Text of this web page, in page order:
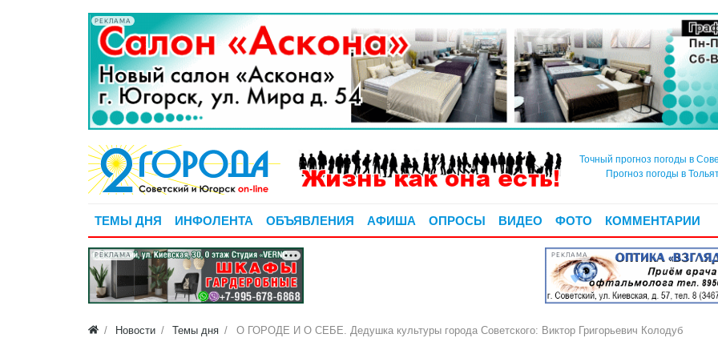
РЕКЛАМА
Точный прогноз погоды в
Прогноз погоды в
ТЕМЫ ДНЯ ИНФОЛЕНТА ОБЪЯВЛЕНИЯ АФИША ОПРОСЫ ВИДЕО ФОТО КОММЕНТАРИИ
РЕКЛАМА РЕКЛАМА
Новости Темы дня О ГОРОДЕ И О СЕБЕ. Дедушка культуры города Советского: Виктор Григорьевич Колодуб